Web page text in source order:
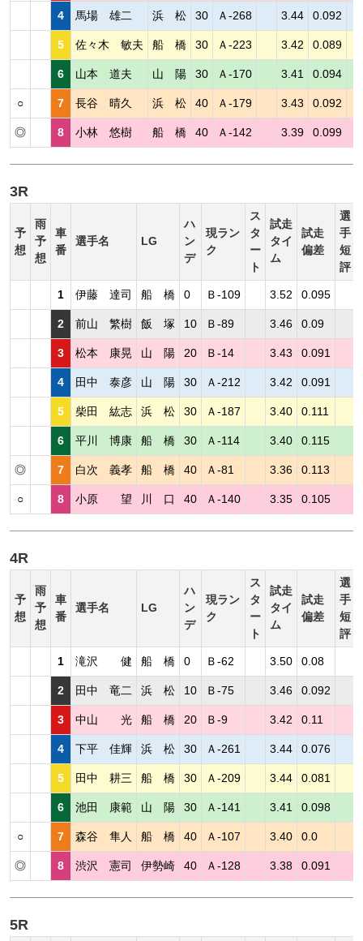
4 馬場 雄二 浜 松 30 Ａ-268 3.44 0.092
5 佐々木 敏夫 船 橋 30 Ａ-223 3.42 0.089
6 山本 道夫 山 陽 30 Ａ-170 3.41 0.094
○ 7 長谷 晴久 浜 松 40 Ａ-179 3.43 0.092
◎ 8 小林 悠樹 船 橋 40 Ａ-142 3.39 0.099
3R
予
想
雨
予
想
車
番
選手名 LG
ハ
ン
デ
現ラン
ク
ス
タ
ー
ト
試走
タイ
ム
試走
偏差
選
手
短
評
1 伊藤 達司 船 橋 0 Ｂ-109 3.52 0.095
2 前山 繁樹 飯 塚 10 Ｂ-89 3.46 0.09
3 松本 康晃 山 陽 20 Ｂ-14 3.43 0.091
4 田中 泰彦 山 陽 30 Ａ-212 3.42 0.091
5 柴田 紘志 浜 松 30 Ａ-187 3.40 0.111
6 平川 博康 船 橋 30 Ａ-114 3.40 0.115
◎ 7 白次 義孝 船 橋 40 Ａ-81 3.36 0.113
○ 8 小原 望 川 口 40 Ａ-140 3.35 0.105
4R
予
想
雨
予
想
車
番
選手名 LG
ハ
ン
デ
現ラン
ク
ス
タ
ー
ト
試走
タイ
ム
試走
偏差
選
手
短
評
1 滝沢 健 船 橋 0 Ｂ-62 3.50 0.08
2 田中 竜二 浜 松 10 Ｂ-75 3.46 0.092
3 中山 光 船 橋 20 Ｂ-9 3.42 0.11
4 下平 佳輝 浜 松 30 Ａ-261 3.44 0.076
5 田中 耕三 船 橋 30 Ａ-209 3.44 0.081
6 池田 康範 山 陽 30 Ａ-141 3.41 0.098
○ 7 森谷 隼人 船 橋 40 Ａ-107 3.40 0.0
◎ 8 渋沢 憲司 伊勢崎 40 Ａ-128 3.38 0.091
5R